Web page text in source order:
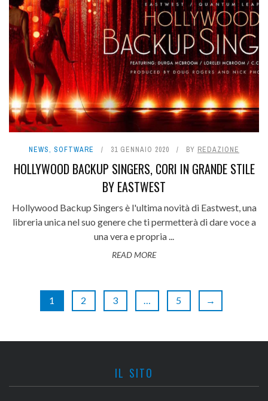
NEWS, SOFTWARE 31 GENNAIO 2020 BY REDAZIONE
HOLLYWOOD BACKUP SINGERS, CORI IN GRANDE STILE
BY EASTWEST
Hollywood Backup Singers è l'ultima novità di Eastwest, una
libreria unica nel suo genere che ti permetterà di dare voce a
una vera e propria ...
READ MORE
1 2 3 … 5 →
IL SITO